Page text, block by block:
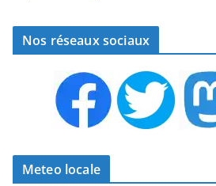
Nos réseaux sociaux
Meteo locale